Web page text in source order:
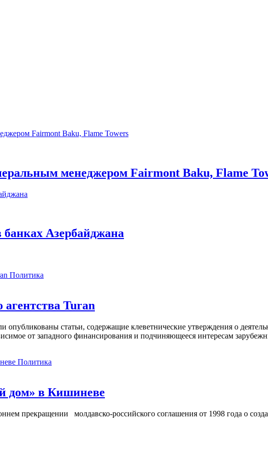
менеджером Fairmont Baku, Flame
Азербайджана
Политика
Turan
опубликованы статьи, содержащие клеветнические утверждения о
от западного финансирования и подчиняющееся интересам
Политика
дом» в Кишиневе
прекращении молдавско-российского соглашения от 1998 года о